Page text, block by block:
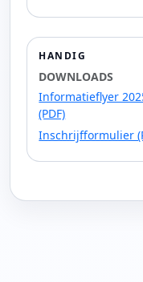
HANDIG
DOWNLOADS
Informatieflyer
(PDF)
Inschrijfformulier